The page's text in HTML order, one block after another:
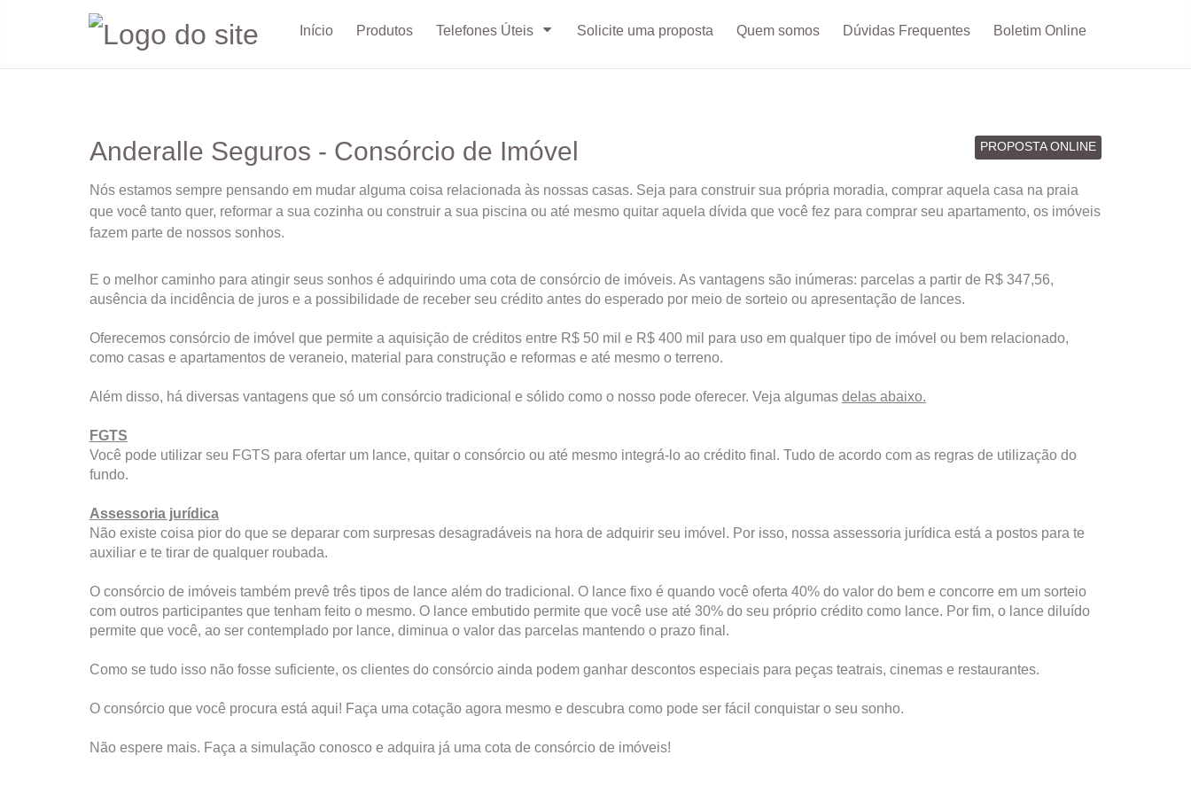
Início Produtos Telefones Úteis Solicite uma proposta Quem somos Dúvidas Frequentes Boletim Online
PROPOSTA ONLINE
Anderalle Seguros - Consórcio de Imóvel
Nós estamos sempre pensando em mudar alguma coisa relacionada às nossas casas. Seja para construir sua própria moradia, comprar aquela casa na praia
que você tanto quer, reformar a sua cozinha ou construir a sua piscina ou até mesmo quitar aquela dívida que você fez para comprar seu apartamento, os imóveis
fazem parte de nossos sonhos.
E o melhor caminho para atingir seus sonhos é adquirindo uma cota de consórcio de imóveis. As vantagens são inúmeras: parcelas a partir de R$ 347,56,
ausência da incidência de juros e a possibilidade de receber seu crédito antes do esperado por meio de sorteio ou apresentação de lances.
Oferecemos consórcio de imóvel que permite a aquisição de créditos entre R$ 50 mil e R$ 400 mil para uso em qualquer tipo de imóvel ou bem relacionado,
como casas e apartamentos de veraneio, material para construção e reformas e até mesmo o terreno.
Além disso, há diversas vantagens que só um consórcio tradicional e sólido como o nosso pode oferecer. Veja algumas delas abaixo.
FGTS
Você pode utilizar seu FGTS para ofertar um lance, quitar o consórcio ou até mesmo integrá-lo ao crédito final. Tudo de acordo com as regras de utilização do
fundo.
Assessoria jurídica
Não existe coisa pior do que se deparar com surpresas desagradáveis na hora de adquirir seu imóvel. Por isso, nossa assessoria jurídica está a postos para te
auxiliar e te tirar de qualquer roubada.
O consórcio de imóveis também prevê três tipos de lance além do tradicional. O lance fixo é quando você oferta 40% do valor do bem e concorre em um sorteio
com outros participantes que tenham feito o mesmo. O lance embutido permite que você use até 30% do seu próprio crédito como lance. Por fim, o lance diluído
permite que você, ao ser contemplado por lance, diminua o valor das parcelas mantendo o prazo final.
Como se tudo isso não fosse suficiente, os clientes do consórcio ainda podem ganhar descontos especiais para peças teatrais, cinemas e restaurantes.
O consórcio que você procura está aqui! Faça uma cotação agora mesmo e descubra como pode ser fácil conquistar o seu sonho.
Não espere mais. Faça a simulação conosco e adquira já uma cota de consórcio de imóveis!